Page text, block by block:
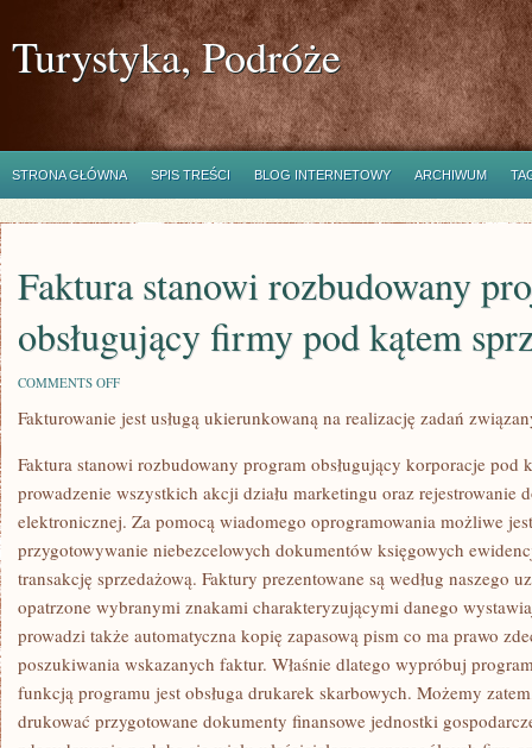
Turystyka, Podróże
STRONA GŁÓWNA SPIS TREŚCI BLOG INTERNETOWY ARCHIWUM
Faktura stanowi rozbudowany
obsługujący firmy pod kątem
COMMENTS OFFON
STANOWI
ROZBUDOWANY
OBSŁUGUJĄCY
FIRMY
KĄTEM
SPRZEDAŻY
Fakturowanie jest usługą ukierunkowaną na realizację zadań
Faktura stanowi rozbudowany program obsługujący korporacje pod
prowadzenie wszystkich akcji działu marketingu oraz rejestrowanie
elektronicznej. Za pomocą wiadomego oprogramowania możliwe
przygotowywanie niebezcelowych dokumentów księgowych
transakcję sprzedażową. Faktury prezentowane są według naszego
opatrzone wybranymi znakami charakteryzującymi danego
prowadzi także automatyczna kopię zapasową pism co ma prawo
poszukiwania wskazanych faktur. Właśnie dlatego wypróbuj
funkcją programu jest obsługa drukarek skarbowych. Możemy
drukować przygotowane dokumenty finansowe jednostki